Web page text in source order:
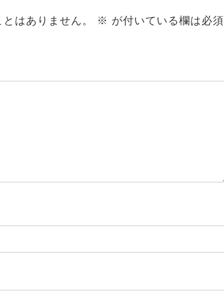
はありません。 ※ が付いている欄は必須